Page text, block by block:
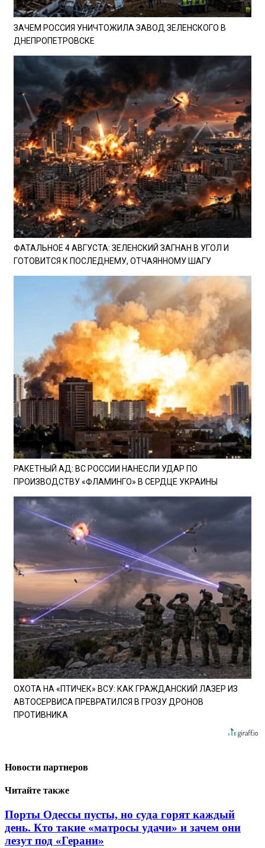
ЗАЧЕМ РОССИЯ УНИЧТОЖИЛА ЗАВОД ЗЕЛЕНСКОГО В
ДНЕПРОПЕТРОВСКЕ
ФАТАЛЬНОЕ 4 АВГУСТА: ЗЕЛЕНСКИЙ ЗАГНАН В УГОЛ И
ГОТОВИТСЯ К ПОСЛЕДНЕМУ, ОТЧАЯННОМУ ШАГУ
РАКЕТНЫЙ АД: ВС РОССИИ НАНЕСЛИ УДАР ПО
ПРОИЗВОДСТВУ «ФЛАМИНГО» В СЕРДЦЕ УКРАИНЫ
ОХОТА НА «ПТИЧЕК» ВСУ: КАК ГРАЖДАНСКИЙ ЛАЗЕР ИЗ
АВТОСЕРВИСА ПРЕВРАТИЛСЯ В ГРОЗУ ДРОНОВ
ПРОТИВНИКА
Новости партнеров
Читайте также
Порты Одессы пусты, но суда горят каждый
день. Кто такие «матросы удачи» и зачем они
лезут под «Герани»